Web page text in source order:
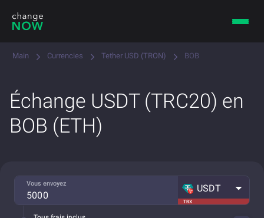
Main Currencies Tether USD (TRON) BOB
Échange USDT (TRC20) en
BOB (ETH)
Vous envoyez
TRX
USDT